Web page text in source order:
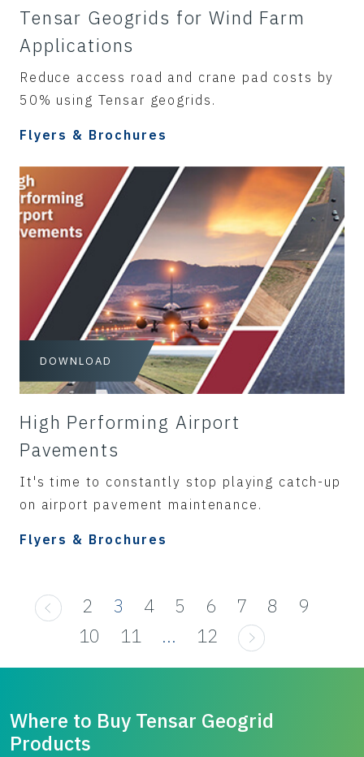
Tensar Geogrids for Wind Farm
Applications
Reduce access road and crane pad costs by
50% using Tensar geogrids.
Flyers & Brochures
DOWNLOAD
High Performing Airport
Pavements
It's time to constantly stop playing catch-up
on airport pavement maintenance.
Flyers & Brochures
2 3 4 5 6 7 8
9
10
11 ... 12
Where to Buy Tensar Geogrid
Products